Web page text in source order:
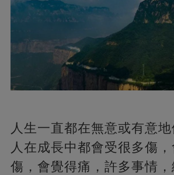
人生一直都在無意或有意
人在成長中都會受很多傷
傷，會覺得痛，許多事情